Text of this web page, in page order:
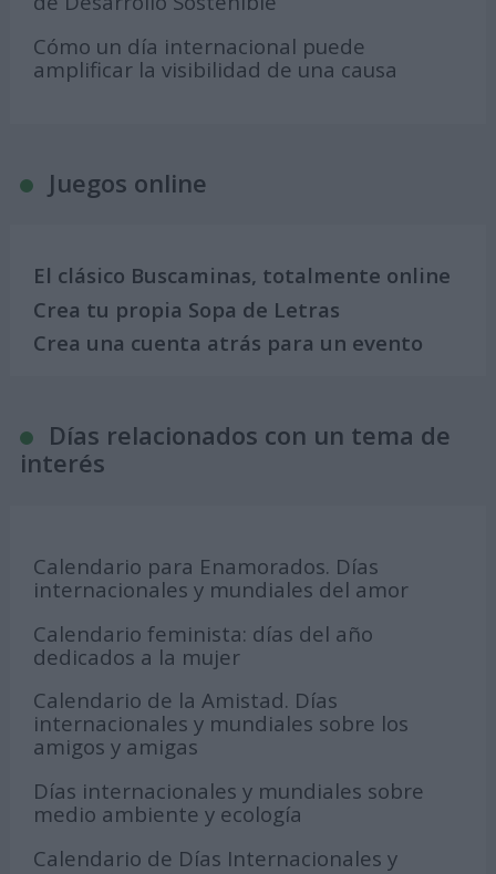
Cómo un día internacional puede
amplificar la visibilidad de una causa
Juegos online
El clásico Buscaminas, totalmente online
Crea tu propia Sopa de Letras
Crea una cuenta atrás para un evento
Días relacionados con un tema de
interés
Calendario para Enamorados. Días
internacionales y mundiales del amor
Calendario feminista: días del año
dedicados a la mujer
Calendario de la Amistad. Días
internacionales y mundiales sobre los
amigos y amigas
Días internacionales y mundiales sobre
medio ambiente y ecología
Calendario de Días Internacionales y